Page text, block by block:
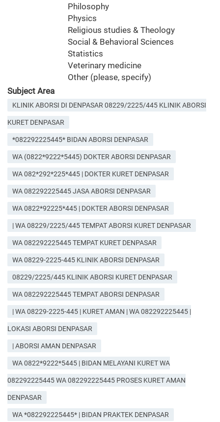
Philosophy
Physics
Religious studies & Theology
Social & Behavioral Sciences
Statistics
Veterinary medicine
Other (please, specify)
Subject Area
KLINIK ABORSI DI DENPASAR 08229/2225/445 KLINIK ABORSI
KURET DENPASAR
*082292225445* BIDAN ABORSI DENPASAR
WA (0822*9222*5445) DOKTER ABORSI DENPASAR
WA 082*292*225*445 | DOKTER KURET DENPASAR
WA 082292225445 JASA ABORSI DENPASAR
WA 0822*92225*445 | DOKTER ABORSI DENPASAR
| WA 08229/2225/445 TEMPAT ABORSI KURET DENPASAR
WA 082292225445 TEMPAT KURET DENPASAR
WA 08229-2225-445 KLINIK ABORSI DENPASAR
08229/2225/445 KLINIK ABORSI KURET DENPASAR
WA 082292225445 TEMPAT ABORSI DENPASAR
| WA 08229-2225-445 | KURET AMAN | WA 082292225445 |
LOKASI ABORSI DENPASAR
| ABORSI AMAN DENPASAR
WA 0822*9222*5445 | BIDAN MELAYANI KURET WA
082292225445 WA 082292225445 PROSES KURET AMAN
DENPASAR
WA *082292225445* | BIDAN PRAKTEK DENPASAR